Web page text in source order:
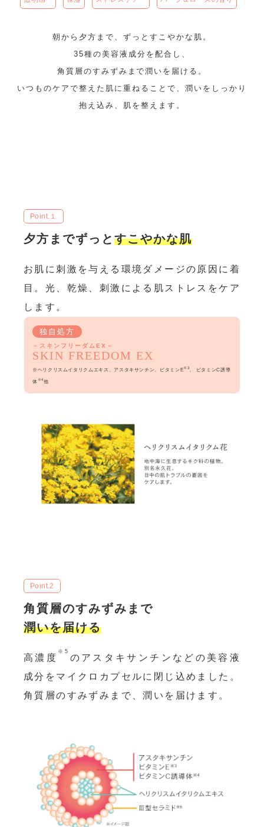
朝から夕方まで、ずっとすこやかな肌。
35種の美容液成分を配合し、
角質層のすみずみまで潤いを届ける。
いつものケアで整えた肌に重ねることで、潤いをしっかり
抱え込み、肌を整えます。
Point.１
夕方までずっと すこやかな肌
お肌に刺激を与える環境ダメージの原因に着
目。光、乾燥、刺激による肌ストレスをケア
します。
独自処方
－スキンフリーダムEX－
SKIN FREEDOM EX
※ヘリクリスムイタリクムエキス、アスタキサンチン、ビタミンE※3、 ビタミンC誘導
体 ※4他
Point.2
角質層のすみずみまで
潤いを届ける
高濃度
※5
のアスタキサンチンなどの美容液
成分をマイクロカプセルに閉じ込めました。
角質層のすみずみまで、潤いを届けます。